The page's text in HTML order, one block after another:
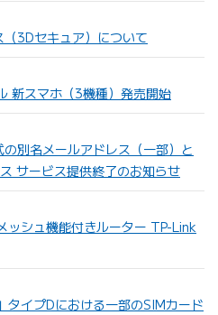
（3Dセキュア）について
新スマホ（3機種）発売開始
の別名メールアドレス（一部）と
サービス提供終了のお知らせ
ッシュ機能付きルーター TP-Link
タイプDにおける一部のSIMカード